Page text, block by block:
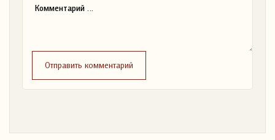
Отправить комментарий